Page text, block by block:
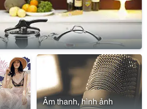
Âm thanh, hình ảnh